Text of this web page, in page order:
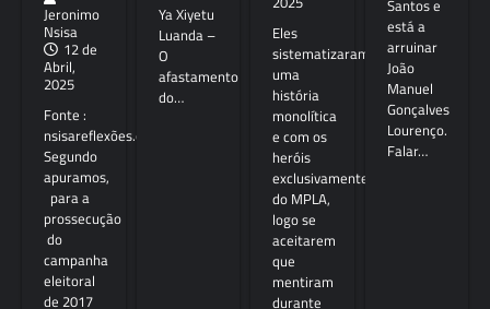
Jeronimo
Nsisa
12 de
Abril,
2025
Fonte :
nsisareflexões.org
Segundo
apuramos,
para a
prossecução
do
campanha
eleitoral
de 2017
Ya Xiyetu
Luanda –
O
afastamento
do…
Eles
sistematizaram
uma
história
monolítica
e com os
heróis
exclusivamente
do MPLA,
logo se
aceitarem
que
mentiram
durante
Santos e
está a
arruinar
João
Manuel
Gonçalves
Lourenço.
Falar…